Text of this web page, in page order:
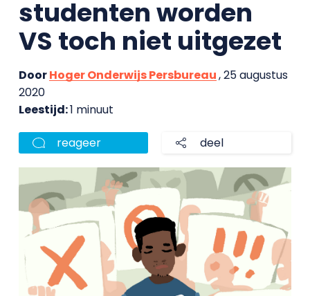
studenten worden
VS toch niet uitgezet
DoorHoger Onderwijs Persbureau, 25 augustus
2020
Leestijd:1 minuut
reageer deel